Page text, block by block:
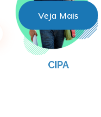
Veja Mais